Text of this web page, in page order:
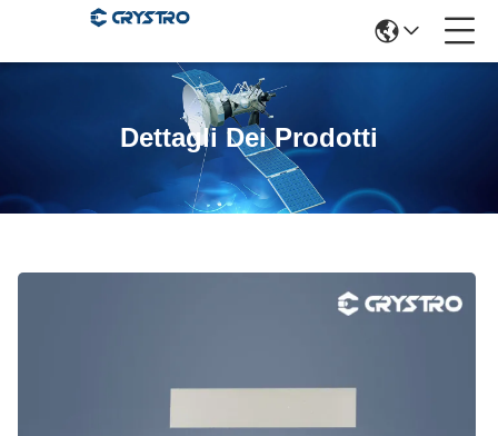
Dettagli Dei Prodotti